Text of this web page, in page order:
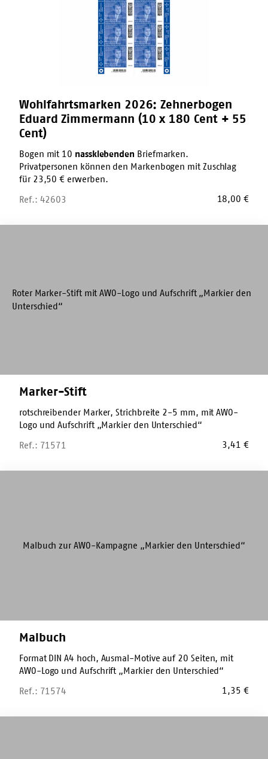
Wohlfahrtsmarken 2026: Zehnerbogen
Eduard Zimmermann (10 x 180 Cent + 55
Cent)
Bogen mit 10 nassklebenden Briefmarken.
Privatpersonen können den Markenbogen mit Zuschlag
für 23,50 € erwerben.
Ref.: 42603
18,00€
Marker-Stift
rotschreibender Marker, Strichbreite 2-5 mm, mit AWO-
Logo und Aufschrift „Markier den Unterschied“
Ref.: 71571
3,41€
Malbuch
Format DIN A4 hoch, Ausmal-Motive auf 20 Seiten, mit
AWO-Logo und Aufschrift „Markier den Unterschied“
Ref.: 71574
1,35€